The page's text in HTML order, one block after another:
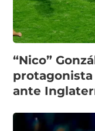
“Nico”
ante